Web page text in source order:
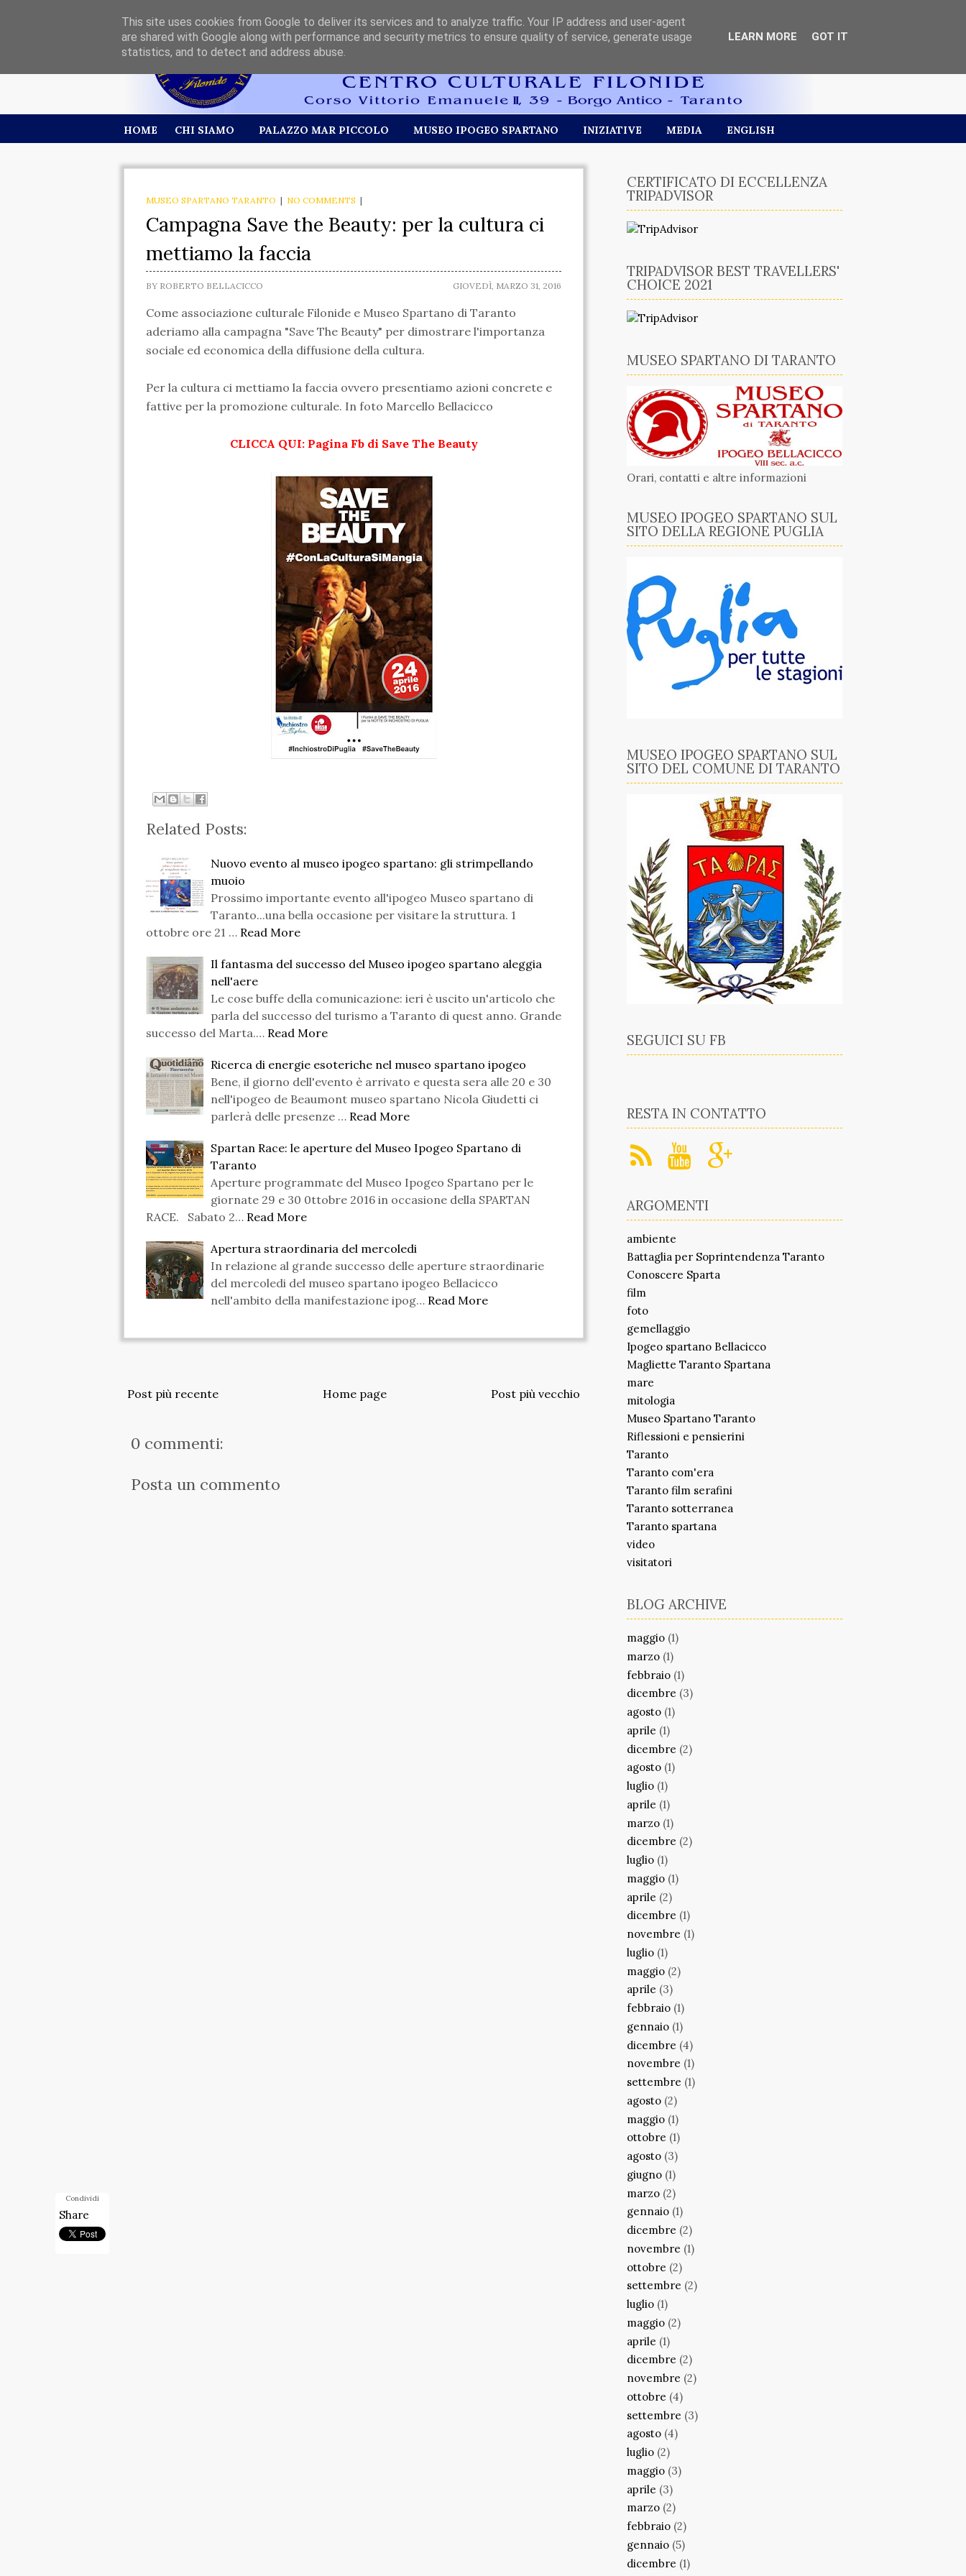
HOME CHI SIAMO PALAZZO MAR PICCOLO MUSEO IPOGEO SPARTANO INIZIATIVE MEDIA ENGLISH
MUSEO SPARTANO TARANTO | NO COMMENTS |
Campagna Save the Beauty: per la cultura ci
mettiamo la faccia
BY ROBERTO BELLACICCO GIOVEDÌ, MARZO 31, 2016
Come associazione culturale Filonide e Museo Spartano di Taranto
aderiamo alla campagna "Save The Beauty" per dimostrare l'importanza
sociale ed economica della diffusione della cultura.
Per la cultura ci mettiamo la faccia ovvero presentiamo azioni concrete e
fattive per la promozione culturale. In foto Marcello Bellacicco
CLICCA QUI: Pagina Fb di Save The Beauty
Related Posts:
Nuovo evento al museo ipogeo spartano: gli strimpellando
muoio
Prossimo importante evento all'ipogeo Museo spartano di
Taranto...una bella occasione per visitare la struttura. 1
ottobre ore 21 … Read More
Il fantasma del successo del Museo ipogeo spartano aleggia
nell'aere
Le cose buffe della comunicazione: ieri è uscito un'articolo che
parla del successo del turismo a Taranto di quest anno. Grande
successo del Marta.… Read More
Ricerca di energie esoteriche nel museo spartano ipogeo
Bene, il giorno dell'evento è arrivato e questa sera alle 20 e 30
nell'ipogeo de Beaumont museo spartano Nicola Giudetti ci
parlerà delle presenze … Read More
Spartan Race: le aperture del Museo Ipogeo Spartano di
Taranto
Aperture programmate del Museo Ipogeo Spartano per le
giornate 29 e 30 0ttobre 2016 in occasione della SPARTAN
RACE. Sabato 2… Read More
Apertura straordinaria del mercoledi
In relazione al grande successo delle aperture straordinarie
del mercoledi del museo spartano ipogeo Bellacicco
nell'ambito della manifestazione ipog… Read More
Post più recente Post più vecchio
Home page
0 commenti:
Posta un commento
CERTIFICATO DI ECCELLENZA
TRIPADVISOR
TRIPADVISOR BEST TRAVELLERS'
CHOICE 2021
MUSEO SPARTANO DI TARANTO
Orari, contatti e altre informazioni
MUSEO IPOGEO SPARTANO SUL
SITO DELLA REGIONE PUGLIA
MUSEO IPOGEO SPARTANO SUL
SITO DEL COMUNE DI TARANTO
SEGUICI SU FB
RESTA IN CONTATTO
ARGOMENTI
ambiente
Battaglia per Soprintendenza Taranto
Conoscere Sparta
film
foto
gemellaggio
Ipogeo spartano Bellacicco
Magliette Taranto Spartana
mare
mitologia
Museo Spartano Taranto
Riflessioni e pensierini
Taranto
Taranto com'era
Taranto film serafini
Taranto sotterranea
Taranto spartana
video
visitatori
BLOG ARCHIVE
maggio (1)
marzo (1)
febbraio (1)
dicembre (3)
agosto (1)
aprile (1)
dicembre (2)
agosto (1)
luglio (1)
aprile (1)
marzo (1)
dicembre (2)
luglio (1)
maggio (1)
aprile (2)
dicembre (1)
novembre (1)
luglio (1)
maggio (2)
aprile (3)
febbraio (1)
gennaio (1)
dicembre (4)
novembre (1)
settembre (1)
agosto (2)
maggio (1)
ottobre (1)
agosto (3)
giugno (1)
marzo (2)
gennaio (1)
dicembre (2)
novembre (1)
ottobre (2)
settembre (2)
luglio (1)
maggio (2)
aprile (1)
dicembre (2)
novembre (2)
ottobre (4)
settembre (3)
agosto (4)
luglio (2)
maggio (3)
aprile (3)
marzo (2)
febbraio (2)
gennaio (5)
dicembre (1)
Condividi
Share
This site uses cookies from Google to deliver its services and to analyze traffic. Your IP address and user-agent
are shared with Google along with performance and security metrics to ensure quality of service, generate usage
statistics, and to detect and address abuse.
LEARN MORE GOT IT